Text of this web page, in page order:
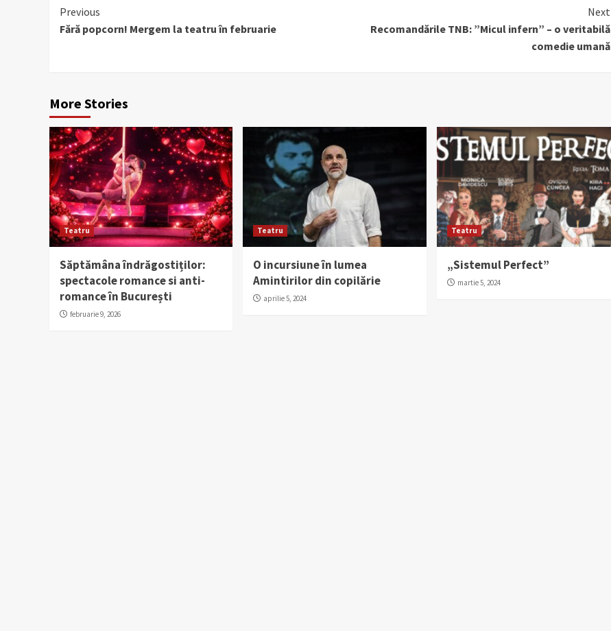
Continue
Reading
Previous
Fără popcorn! Mergem la teatru în februarie
Next
Recomandările TNB: ”Micul infern” – o veritabilă
comedie umană
More Stories
Teatru
Săptămâna îndrăgostiților:
spectacole romance si anti-
romance în București
februarie 9, 2026
Teatru
O incursiune în lumea
Amintirilor din copilărie
aprilie 5, 2024
Teatru
„Sistemul Perfect”
martie 5, 2024